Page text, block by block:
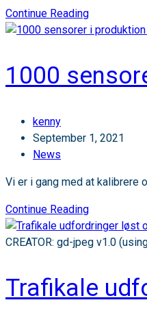
Continue ReadingKan
der
asfalt
med
installeret?
1000
Post
author:
kenny
Post
published:
September 1, 2021
Post
News
Vi er i gang med at kalibrere
Continue Reading1000
sensorer
i
CREATOR: gd-jpeg v1.0
Trafikale